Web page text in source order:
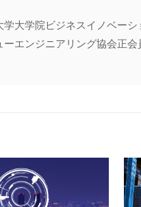
大学院ビジネスイノベー
エンジニアリング協会正